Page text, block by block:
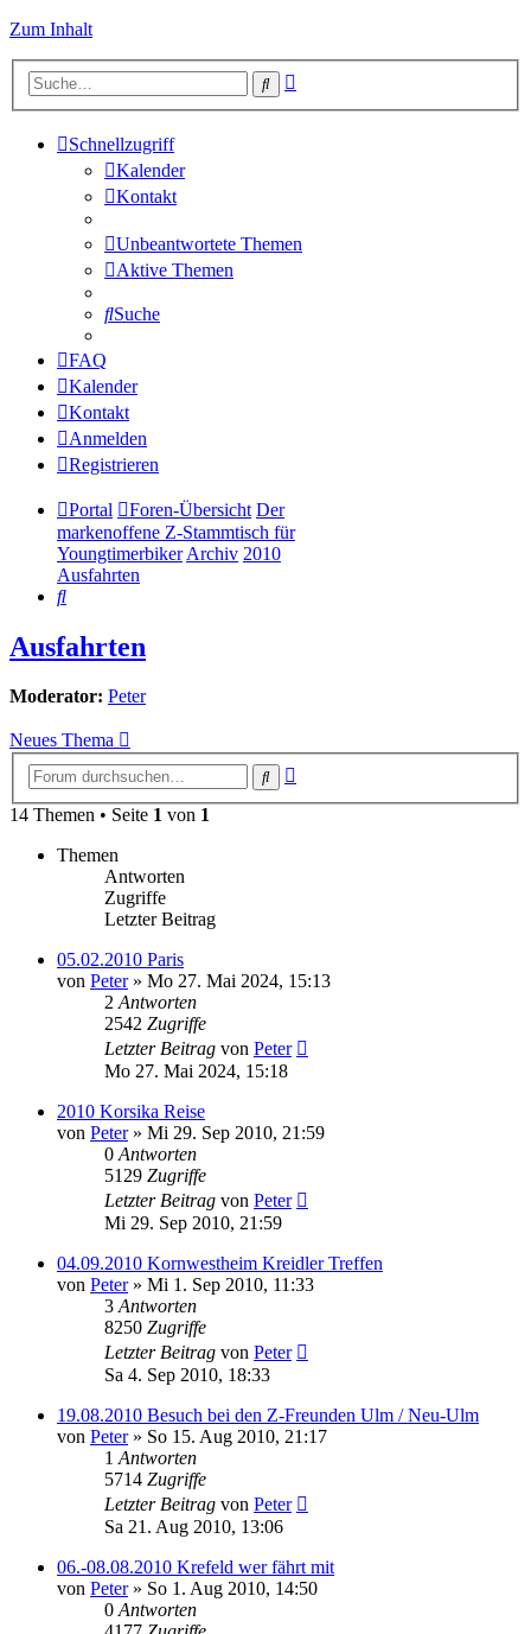
Zum Inhalt
Suche
Schnellzugriff
Kalender
Kontakt
Unbeantwortete Themen
Aktive Themen
Suche
FAQ
Kalender
Kontakt
Anmelden
Registrieren
Portal Foren-Übersicht Der
markenoffene Z-Stammtisch für
Youngtimerbiker Archiv 2010
Ausfahrten
Suche
Ausfahrten
Moderator: Peter
Neues Thema
Suche
14 Themen • Seite 1 von 1
Themen
Antworten
Zugriffe
Letzter Beitrag
05.02.2010 Paris
von Peter» Mo 27. Mai 2024, 15:13
2 Antworten
2542 Zugriffe
Letzter Beitrag von Peter
Mo 27. Mai 2024, 15:18
2010 Korsika Reise
von Peter» Mi 29. Sep 2010, 21:59
0 Antworten
5129 Zugriffe
Letzter Beitrag von Peter
Mi 29. Sep 2010, 21:59
04.09.2010 Kornwestheim Kreidler Treffen
von Peter» Mi 1. Sep 2010, 11:33
3 Antworten
8250 Zugriffe
Letzter Beitrag von Peter
Sa 4. Sep 2010, 18:33
19.08.2010 Besuch bei den Z-Freunden Ulm / Neu-Ulm
von Peter» So 15. Aug 2010, 21:17
1 Antworten
5714 Zugriffe
Letzter Beitrag von Peter
Sa 21. Aug 2010, 13:06
06.-08.08.2010 Krefeld wer fährt mit
von Peter» So 1. Aug 2010, 14:50
0 Antworten